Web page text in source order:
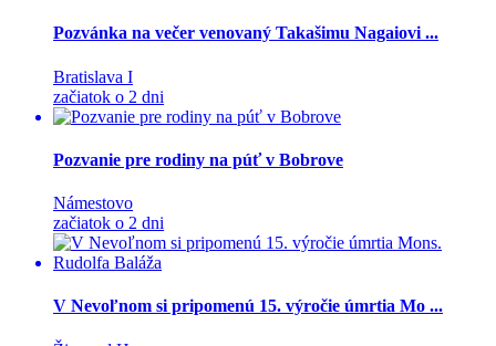
Pozvánka na večer venovaný Takašimu Nagaiovi ...
Bratislava I
začiatok o 2 dni
Pozvanie pre rodiny na púť v Bobrove
Námestovo
začiatok o 2 dni
V Nevoľnom si pripomenú 15. výročie úmrtia Mo ...